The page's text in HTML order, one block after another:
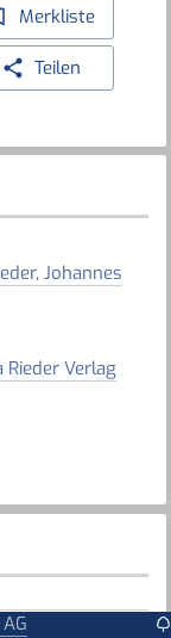
Merkliste
Teilen
Johannes
Rieder Verlag